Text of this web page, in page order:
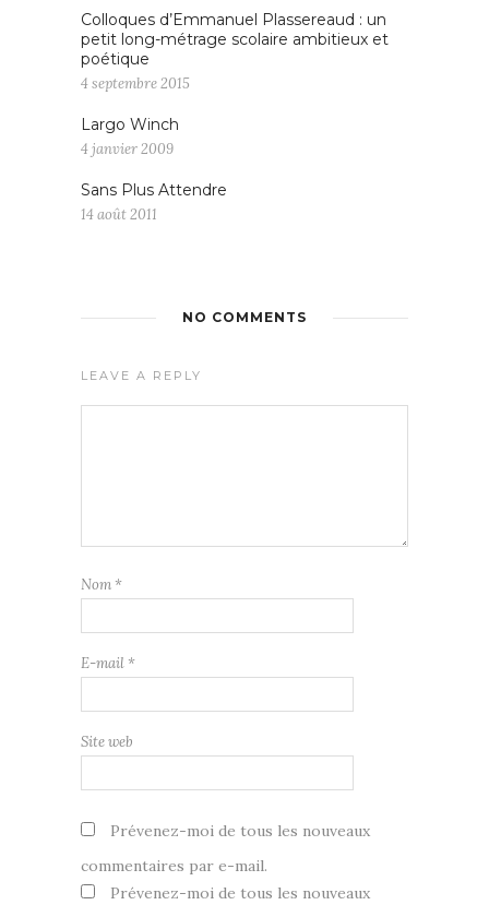
Colloques d’Emmanuel Plassereaud : un
petit long-métrage scolaire ambitieux et
poétique
4 septembre 2015
Largo Winch
4 janvier 2009
Sans Plus Attendre
14 août 2011
NO COMMENTS
LEAVE A REPLY
Nom *
E-mail *
Site web
Prévenez-moi de tous les nouveaux
commentaires par e-mail.
Prévenez-moi de tous les nouveaux